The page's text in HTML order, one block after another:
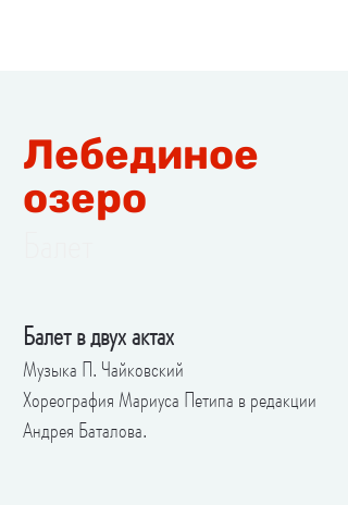
Лебединое
озеро
Балет в двух актах
Музыка П. Чайковский
Хореография Мариуса Петипа в редакции
Андрея Баталова.